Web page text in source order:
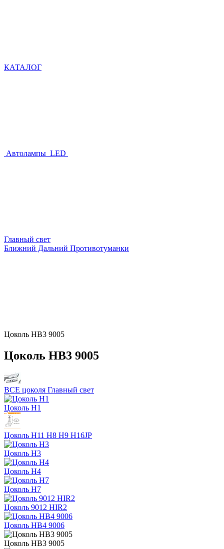
КАТАЛОГ
Автолампы LED
Главный свет
Ближний Дальний Противотуманки
Цоколь HB3 9005
Цоколь HB3 9005
ВСЕ цоколя Главный свет
Цоколь H1
Цоколь H11 H8 H9 H16JP
Цоколь H3
Цоколь H4
Цоколь H7
Цоколь 9012 HIR2
Цоколь HB4 9006
Цоколь HB3 9005